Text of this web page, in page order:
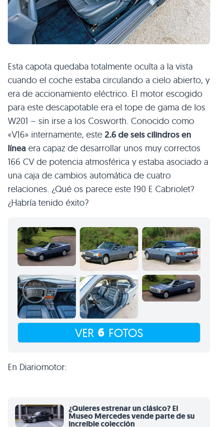
Esta capota quedaba totalmente oculta a la vista
cuando el coche estaba circulando a cielo abierto, y
era de accionamiento eléctrico. El motor escogido
para este descapotable era el tope de gama de los
W201 – sin irse a los Cosworth. Conocido como
«V16» internamente, este 2.6 de seis cilindros en
línea era capaz de desarrollar unos muy correctos
166 CV de potencia atmosférica y estaba asociado a
una caja de cambios automática de cuatro
relaciones. ¿Qué os parece este 190 E Cabriolet?
¿Habría tenido éxito?
VER 6 FOTOS
En Diariomotor:
¿Quieres estrenar un clásico? El
Museo Mercedes vende parte de su
increíble colección